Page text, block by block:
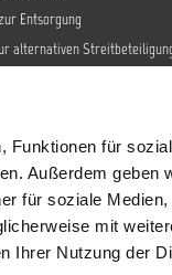
Funktionen für
Außerdem geben
für soziale Medien,
mit
Ihrer Nutzung der
Entsorgung
alternativen